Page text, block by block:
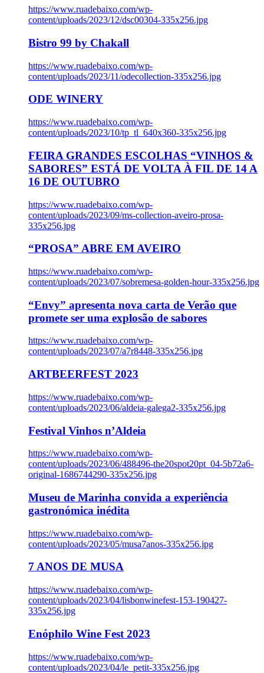
https://www.ruadebaixo.com/wp-
content/uploads/2023/12/dsc00304-335x256.jpg
Bistro 99 by Chakall
https://www.ruadebaixo.com/wp-
content/uploads/2023/11/odecollection-335x256.jpg
ODE WINERY
https://www.ruadebaixo.com/wp-
content/uploads/2023/10/tp_tl_640x360-335x256.jpg
FEIRA GRANDES ESCOLHAS “VINHOS &
SABORES” ESTÁ DE VOLTA À FIL DE 14 A
16 DE OUTUBRO
https://www.ruadebaixo.com/wp-
content/uploads/2023/09/ms-collection-aveiro-prosa-
335x256.jpg
“PROSA” ABRE EM AVEIRO
https://www.ruadebaixo.com/wp-
content/uploads/2023/07/sobremesa-golden-hour-335x256.jpg
“Envy” apresenta nova carta de Verão que
promete ser uma explosão de sabores
https://www.ruadebaixo.com/wp-
content/uploads/2023/07/a7r8448-335x256.jpg
ARTBEERFEST 2023
https://www.ruadebaixo.com/wp-
content/uploads/2023/06/aldeia-galega2-335x256.jpg
Festival Vinhos n’Aldeia
https://www.ruadebaixo.com/wp-
content/uploads/2023/06/488496-the20spot20pt_04-5b72a6-
original-1686744290-335x256.jpg
Museu de Marinha convida a experiência
gastronómica inédita
https://www.ruadebaixo.com/wp-
content/uploads/2023/05/musa7anos-335x256.jpg
7 ANOS DE MUSA
https://www.ruadebaixo.com/wp-
content/uploads/2023/04/lisbonwinefest-153-190427-
335x256.jpg
Enóphilo Wine Fest 2023
https://www.ruadebaixo.com/wp-
content/uploads/2023/04/le_petit-335x256.jpg